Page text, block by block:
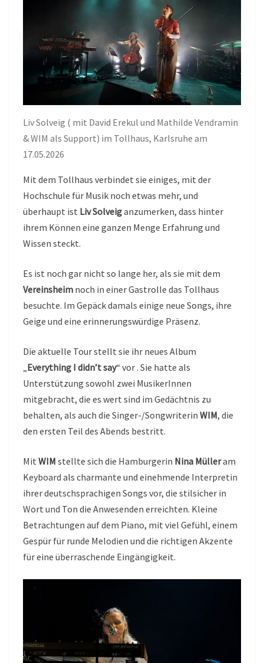
ALS
SUPPORT)
IM
TOLLHAUS,
KARLSRUHE
AM
17.05.2026
Liv Solveig ( mit David Erekul und Mathilde Vendramin
& WIM als Support) im Tollhaus, Karlsruhe am
17.05.2026
Mit dem Tollhaus verbindet sie einiges, mit der
Hochschule für Musik noch etwas mehr, und
überhaupt ist Liv Solveiganzumerken, dass hinter
ihrem Können eine ganzen Menge Erfahrung und
Wissen steckt.
Es ist noch gar nicht so lange her, als sie mit dem
Vereinsheim noch in einer Gastrolle das Tollhaus
besuchte. Im Gepäck damals einige neue Songs, ihre
Geige und eine erinnerungswürdige Präsenz.
Die aktuelle Tour stellt sie ihr neues Album
„Everything I didn’t say“ vor . Sie hatte als
Unterstützung sowohl zwei MusikerInnen
mitgebracht, die es wert sind im Gedächtnis zu
behalten, als auch die Singer-/Songwriterin WIM, die
den ersten Teil des Abends bestritt.
Mit WIM stellte sich die Hamburgerin Nina Mülleram
Keyboard als charmante und einehmende Interpretin
ihrer deutschsprachigen Songs vor, die stilsicher in
Wort und Ton die Anwesenden erreichten. Kleine
Betrachtungen auf dem Piano, mit viel Gefühl, einem
Gespür für runde Melodien und die richtigen Akzente
für eine überraschende Eingängigkeit.